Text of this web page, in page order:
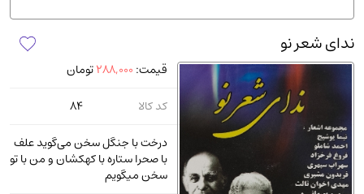
پزشکی(140)
کامپیوتر و نرم افزار
ورزشی و تربیت بدنی(34)
آشپزی و خوراکی(25)
سرگرمی و بازی
سیاسی
رمان و داستان خارجی(489)
ندای شعر نو
قیمت: 288,000تومان
کد کالا
84
درخت با جنگل سخن می‌گوید علف
با صحرا ستاره با کهکشان و من با تو
سخن میگویم